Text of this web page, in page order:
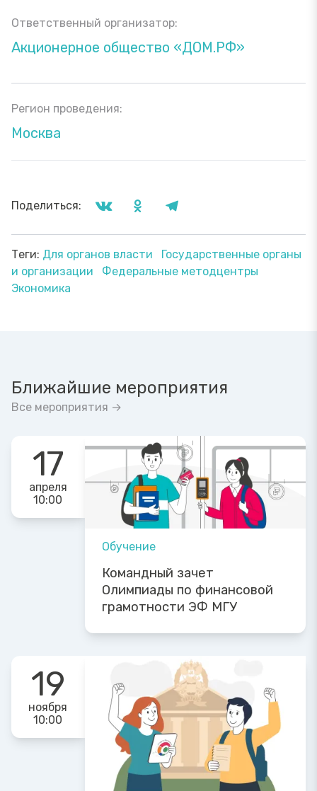
Ответственный организатор:
Акционерное общество «ДОМ.РФ»
Регион проведения:
Москва
Поделиться:
Теги: Для органов власти
Государственные органы
и организации
Федеральные методцентры
Экономика
Ближайшие мероприятия
Все мероприятия →
17
апреля
10:00
Обучение
Командный зачет
Олимпиады по финансовой
грамотности ЭФ МГУ
19
ноября
10:00